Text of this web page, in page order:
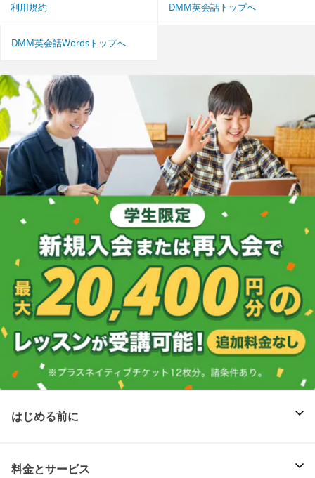
利用規約 DMM英会話トップへ
DMM英会話Wordsトップへ
はじめる前に
料金とサービス